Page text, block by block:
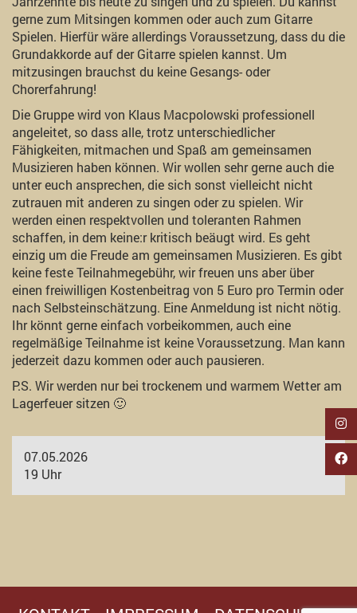
gerne zum Mitsingen kommen oder auch zum Gitarre
Spielen. Hierfür wäre allerdings Voraussetzung, dass du die
Grundakkorde auf der Gitarre spielen kannst. Um
mitzusingen brauchst du keine Gesangs- oder
Chorerfahrung!
Die Gruppe wird von Klaus Macpolowski professionell
angeleitet, so dass alle, trotz unterschiedlicher
Fähigkeiten, mitmachen und Spaß am gemeinsamen
Musizieren haben können. Wir wollen sehr gerne auch die
unter euch ansprechen, die sich sonst vielleicht nicht
zutrauen mit anderen zu singen oder zu spielen. Wir
werden einen respektvollen und toleranten Rahmen
schaffen, in dem keine:r kritisch beäugt wird. Es geht
einzig um die Freude am gemeinsamen Musizieren. Es gibt
keine feste Teilnahmegebühr, wir freuen uns aber über
einen freiwilligen Kostenbeitrag von 5 Euro pro Termin oder
nach Selbsteinschätzung. Eine Anmeldung ist nicht nötig.
Ihr könnt gerne einfach vorbeikommen, auch eine
regelmäßige Teilnahme ist keine Voraussetzung. Man kann
jederzeit dazu kommen oder auch pausieren.
P.S. Wir werden nur bei trockenem und warmem Wetter am
Lagerfeuer sitzen 🙂
07.05.2026
19 Uhr